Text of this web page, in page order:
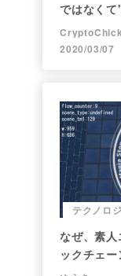
ではなくて
2020/03/07
テクノロ
なぜ、素
ックチェ
いて語って